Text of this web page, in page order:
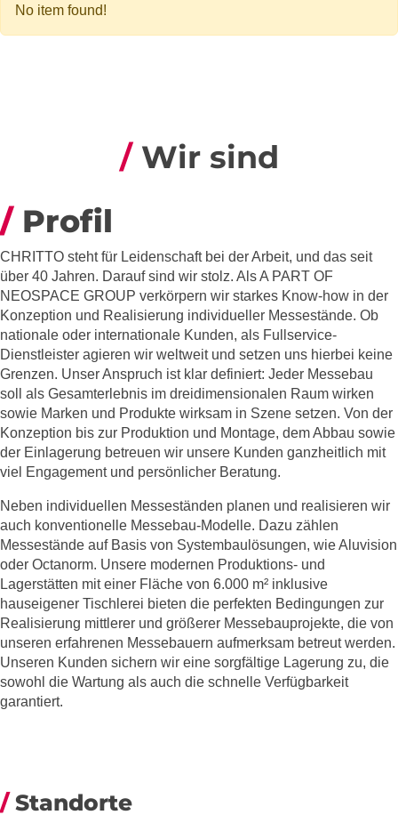
No item found!
Wir sind
Profil
CHRITTO steht für Leidenschaft bei der Arbeit, und das seit
über 40 Jahren. Darauf sind wir stolz. Als A PART OF
NEOSPACE GROUP verkörpern wir starkes Know-how in der
Konzeption und Realisierung individueller Messestände. Ob
nationale oder internationale Kunden, als Fullservice-
Dienstleister agieren wir weltweit und setzen uns hierbei keine
Grenzen. Unser Anspruch ist klar definiert: Jeder Messebau
soll als Gesamterlebnis im dreidimensionalen Raum wirken
sowie Marken und Produkte wirksam in Szene setzen. Von der
Konzeption bis zur Produktion und Montage, dem Abbau sowie
der Einlagerung betreuen wir unsere Kunden ganzheitlich mit
viel Engagement und persönlicher Beratung.
Neben individuellen Messeständen planen und realisieren wir
auch konventionelle Messebau-Modelle. Dazu zählen
Messestände auf Basis von Systembaulösungen, wie Aluvision
oder Octanorm. Unsere modernen Produktions- und
Lagerstätten mit einer Fläche von 6.000 m² inklusive
hauseigener Tischlerei bieten die perfekten Bedingungen zur
Realisierung mittlerer und größerer Messebauprojekte, die von
unseren erfahrenen Messebauern aufmerksam betreut werden.
Unseren Kunden sichern wir eine sorgfältige Lagerung zu, die
sowohl die Wartung als auch die schnelle Verfügbarkeit
garantiert.
Standorte